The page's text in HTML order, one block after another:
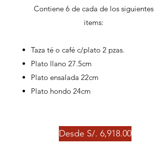
Contiene 6 de cada de los siguientes
items:
Taza té o café c/plato 2 pzas.
Plato llano 27.5cm
Plato ensalada 22cm
Plato hondo 24cm
Desde S/. 6,918.00